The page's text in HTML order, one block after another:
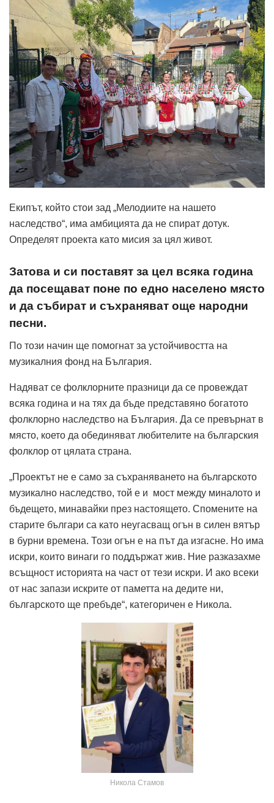
Екипът, който стои зад „Мелодиите на нашето
наследство“, има амбицията да не спират дотук.
Определят проекта като мисия за цял живот.
Затова и си поставят за цел всяка година
да посещават поне по едно населено място
и да събират и съхраняват още народни
песни.
По този начин ще помогнат за устойчивостта на
музикалния фонд на България.
Надяват се фолклорните празници да се провеждат
всяка година и на тях да бъде представяно богатото
фолклорно наследство на България. Да се превърнат в
място, което да обединяват любителите на българския
фолклор от цялата страна.
„Проектът не е само за съхраняването на българското
музикално наследство, той е и мост между миналото и
бъдещето, минавайки през настоящето. Спомените на
старите българи са като неугасващ огън в силен вятър
в бурни времена. Този огън е на път да изгасне. Но има
искри, които винаги го поддържат жив. Ние разказахме
всъщност историята на част от тези искри. И ако всеки
от нас запази искрите от паметта на дедите ни,
българското ще пребъде“, категоричен е Никола.
Никола Стамов